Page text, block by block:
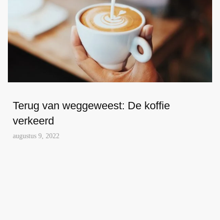
Terug van weggeweest: De koffie
verkeerd
augustus 9, 2022